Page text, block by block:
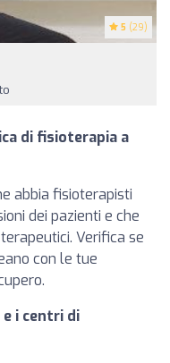
5 (29)
di fisioterapia a
abbia fisioterapisti
dei pazienti e che
Verifica se
con le tue
i centri di